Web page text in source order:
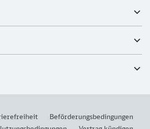
Beförderungsbedingungen